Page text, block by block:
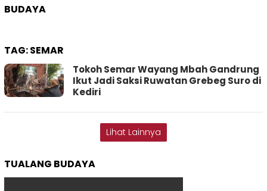
BUDAYA
TAG:SEMAR
Tokoh Semar Wayang Mbah Gandrung
Ikut Jadi Saksi Ruwatan Grebeg Suro di
Kediri
Lihat Lainnya
TUALANG BUDAYA